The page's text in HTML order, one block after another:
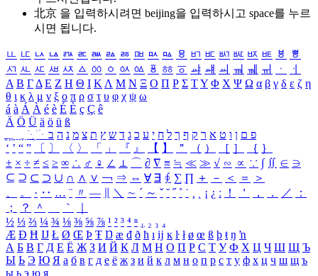
北京 을 입력하시려면 beijing을 입력하시고 space를 누르
시면 됩니다.
ㅥ ㅦ ㅧ ㅨ ㅩ ㅪ ㅫ ㅬ ㅭ ㅮ ㅯ ㅰ ㅱ ㅲ ㅳ ㅴ ㅵ ㅶ ㅷ ㅸ
ㅹ
ㅺ ㅻ ㅼ ㅽ ㅾ ㅿ ㆀ ㆁ ㆂ ㆃ ㆄ ㆅ ㆆ ㆇ ㆈ ㆉ ㆊ ㆋ ㆌ ㆍ
ㆎ
Α Β ΓΔ Ε Ζ Η Θ Ι ΚΛ Μ Ν Ξ Ο Π Ρ Σ ΤΥ Φ Χ Ψ Ω α β γ δ ε ζ η
θ ι κ λ μ ν ξ ο π ρ σ τ υ φ χ ψ ω
á à Á À é è É È ç Ç ê
Ä Ö Ü ä ö ü ß
ִֶֹ ֻּ ׁׂ פ ם ן ו ט א ר ק ף ך ל ח י ע כ ג ד ש ץ ת צ מ נ ה ב
‘ ’ “ ” 〔 〕 〈 〉 「 」 『 』 【 】 ＂ （ ） ［ ］ ｛ ｝
± × ÷ ≠ ≤ ≥ ∞ ∴ ♂ ♀ ∠ ⊥ ⌒ ∂ ∇ ≡ ≒ ≪ ≫ √ ∽ ∝ ∵ ∫ ∬ ∈ ∋
⊆ ⊇ ⊂ ⊃ ∪ ∩ ∧ ∨ ￢ ⇒ ⇔ ∀ ∃ ∮ ∑ ∏ ＋ － ＜ ＝
＞
、
。 · ‥ … ¨ 〃 ― ＼ ∼ ´ ～ ˇ ˘ ˝ ˚ ˙ ¸ ¡ ¿ ː ！ ＇ ， ． ／
：
；
？ ＾ ｀
½ ⅓ ⅔ ¼ ¾ ⅛ ⅜ ⅝ ⅞ ¹ ² ³ ⁴ ⁿ ₁ ₂ ₃ ₄
Æ Ð Ħ Ĳ Ł Ø Œ Þ Ŧ Ŋ æ đ ð ħ ı ĳ ĸ ŀ ł ø œ ß þ ŧ ŋ ŉ
А Б В Г Д Е Ё Ж З И Й К Л М Н О П Р С Т У Ф Х Ц Ч Ш Щ Ъ
Ы Ь Э Ю Я а б в г д е ё ж з и й к л м н о п р с т у ф х ц ч ш щ ъ
ы ь э ю я